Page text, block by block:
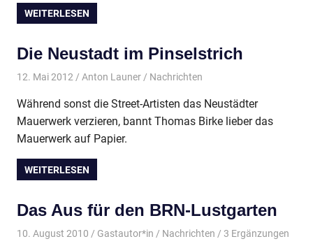
WEITERLESEN
Die Neustadt im Pinselstrich
12. Mai 2012 Anton Launer Nachrichten
Während sonst die Street-Artisten das Neustädter
Mauerwerk verzieren, bannt Thomas Birke lieber das
Mauerwerk auf Papier.
WEITERLESEN
Das Aus für den BRN-Lustgarten
10. August 2010 Gastautor*in Nachrichten / 3 Ergänzungen